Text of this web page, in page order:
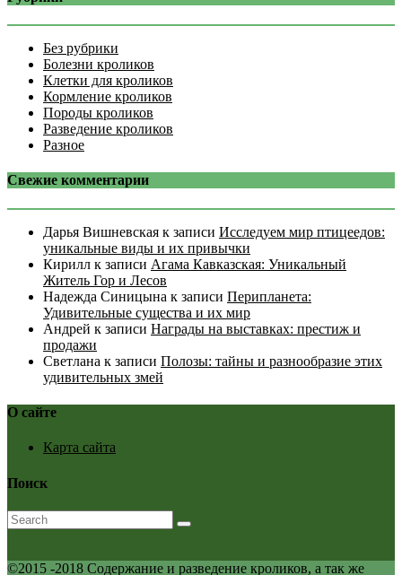
Без рубрики
Болезни кроликов
Клетки для кроликов
Кормление кроликов
Породы кроликов
Разведение кроликов
Разное
Свежие комментарии
Дарья Вишневская к записи Исследуем мир птицеедов:
уникальные виды и их привычки
Кирилл к записи Агама Кавказская: Уникальный
Житель Гор и Лесов
Надежда Синицына к записи Перипланета:
Удивительные существа и их мир
Андрей к записи Награды на выставках: престиж и
продажи
Светлана к записи Полозы: тайны и разнообразие этих
удивительных змей
О сайте
Карта сайта
Поиск
©2015 -2018 Содержание и разведение кроликов, а так же